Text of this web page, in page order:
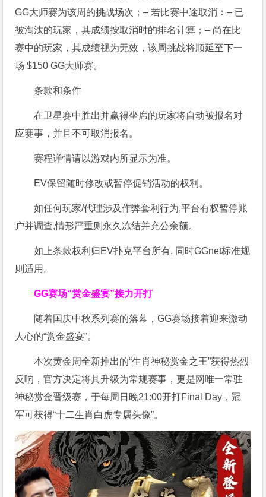
GG大师赛为该周的挑战场次；– 若比赛中途取消：– 已
被淘汰的玩家，其成绩按取消时的排名计算；– 尚在比
赛中的玩家，其成绩视为无效，该周挑战将顺延至下一
场 $150 GG大师赛。
条款和条件
在卫星赛中胜出并赢得坐席的玩家将自动被报名对
应赛事，并且不可取消报名。
赛程详情请以游戏内所显示为准。
EV保留随时修改或暂停促销活动的权利。
如任何玩家/代理涉及作弊套利行为,平台有权暂停账
户并调查,情形严重则永久冻结并充公余额。
如上条款权利归EV扑克平台所有, 同时GGnet标准规
则适用。
GG赛场“赏金盛宴”接力开打
随着国庆中秋系列赛的落幕，GG赛场接着迎来激动
人心的“赏金盛宴”。
本次黄金周全新推出的“生肖神秘赏金之王”获得热烈
反响，官方决定将其升级为常规赛事，更是网唯一常驻
神秘赏金晋级赛，于每周日晚21:00开打Final Day，冠
军可获得“十二生肖白虎专属头像”。